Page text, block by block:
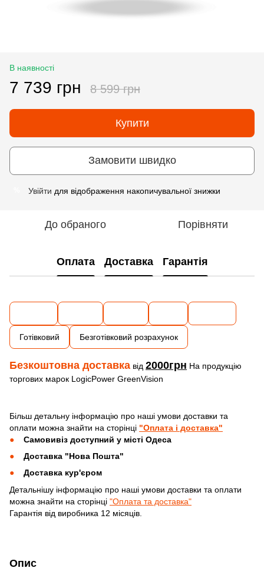
В наявності
7 739 грн 8 599 грн
Купити
Замовити швидко
Увійти для відображення накопичувальної знижки
До обраного Порівняти
Опис
Оплата Доставка Гарантія
Готівковий Безготівковий розрахунок
Безкоштовна доставка від 2000грн На продукцію
торгових марок LogicPower GreenVision
Більш детальну інформацію про наші умови доставки та
оплати можна знайти на сторінці "Оплата і доставка"
Самовивіз доступний у місті Одеса
Доставка "Нова Пошта"
Доставка кур'єром
Детальнішу інформацію про наші умови доставки та оплати
можна знайти на сторінці "Оплата та доставка"
Гарантія від виробника 12 місяців.